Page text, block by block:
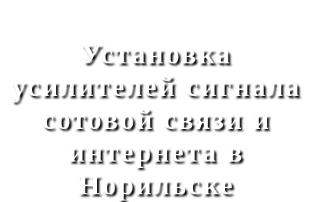
Установка
усилителей сигнала
сотовой связи и
интернета в
Норильске